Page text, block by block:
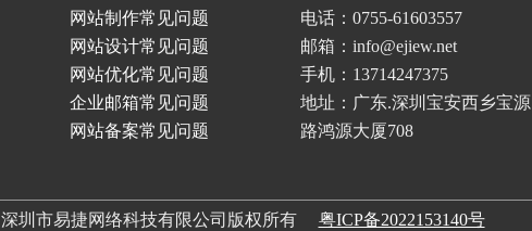
网站制作常见问题
网站设计常见问题
网站优化常见问题
企业邮箱常见问题
网站备案常见问题
电话：0755-61603557
邮箱：info@ejiew.net
手机：13714247375
地址：广东.深圳宝安西乡宝源
路鸿源大厦708
深圳市易捷网络科技有限公司版权所有 粤ICP备2022153140号